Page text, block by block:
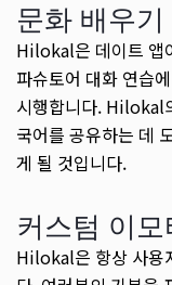
문화 배우기
Hilokal은 데이트 앱
파슈토어 대화 연습
시행합니다. Hilokal
국어를 공유하는 데
게 될 것입니다.
커스텀 이모
Hilokal은 항상 사용